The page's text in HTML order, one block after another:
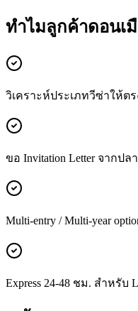
ทำไมลูกค้าดอนเ
วิเคราะห์ประเภทวีซ่าให้ต
ขอ Invitation Letter จากปล
Multi-entry / Multi-year
Express 24-48 ชม. สำหรับ